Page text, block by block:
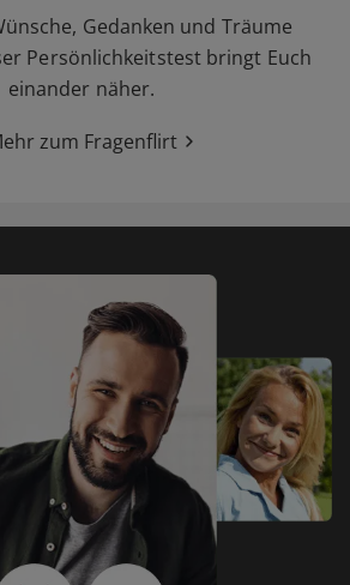
Gedanken und Träume
Persönlichkeitstest bringt Euch
einander näher.
zum Fragenflirt